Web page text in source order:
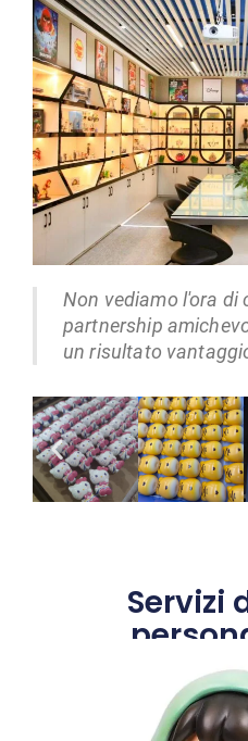
Non vediamo l'ora di
partnership
un risultato
Servizi